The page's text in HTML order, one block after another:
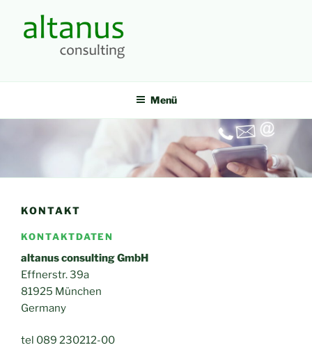
Inhalt
springen
Menü
KONTAKT
KONTAKTDATEN
altanus consulting GmbH
Effnerstr. 39a
81925 München
Germany
tel 089 230212-00